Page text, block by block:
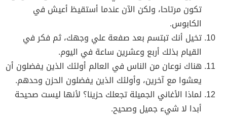
تكون مرتاحا، ولكن الآن عندما أستقيظ أعيش في
الكابوس.
تخيل أنك تبتسم بعد صفعة علي وجهك، ثم فكر في
القيام بذلك أربع وعشرين ساعة في اليوم.
هناك نوعان من الناس في العالم أولئك الذين يفضلون أن
يعشوا مع آخرين، وأولئك الذين يفضلون الحزن وحدهم.
لماذا الأغاني الجميلة تجعلك حزينا؟ لأنها ليست صحيحة
أبدا لا شيء جميل وصحيح.